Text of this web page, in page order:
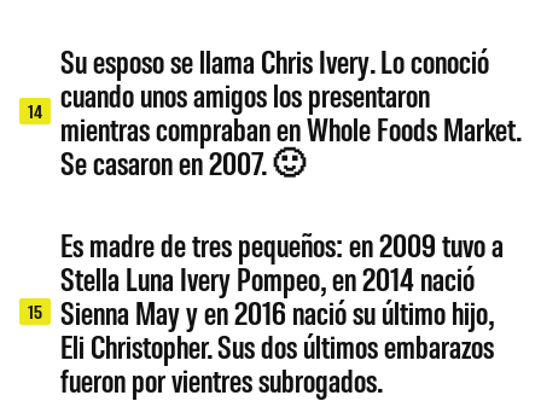
14
Su esposo se llama Chris Ivery. Lo conoció
cuando unos amigos los presentaron
mientras compraban en Whole Foods Market.
Se casaron en 2007. 🙂
15
Es madre de tres pequeños: en 2009 tuvo a
Stella Luna Ivery Pompeo, en 2014 nació
Sienna May y en 2016 nació su último hijo,
Eli Christopher. Sus dos últimos embarazos
fueron por vientres subrogados.